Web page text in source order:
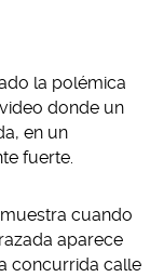
la polémica
donde un
en un
fuerte.
cuando
aparece
concurrida calle